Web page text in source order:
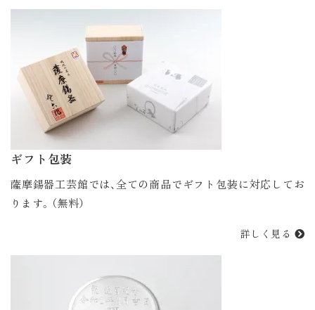
ギフト包装
薩摩錫器工芸館では、全ての商品でギフト包装に対応してお
ります。（無料）
詳しく見る